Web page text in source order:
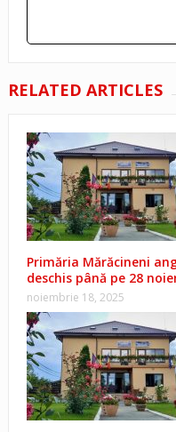
RELATED ARTICLES
Primăria Mărăcineni
deschis până pe 28
noiembrie 18, 2025